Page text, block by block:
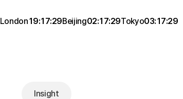
London19:17:29Beijing02:17:29Tokyo03:17:29
Insight